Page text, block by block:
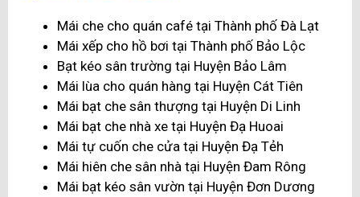
Mái che cho quán café tại Thành phố Đà Lạt
Mái xếp cho hồ bơi tại Thành phố Bảo Lộc
Bạt kéo sân trường tại Huyện Bảo Lâm
Mái lùa cho quán hàng tại Huyện Cát Tiên
Mái bạt che sân thượng tại Huyện Di Linh
Mái bạt che nhà xe tại Huyện Đạ Huoai
Mái tự cuốn che cửa tại Huyện Đạ Tẻh
Mái hiên che sân nhà tại Huyện Đam Rông
Mái bạt kéo sân vườn tại Huyện Đơn Dương